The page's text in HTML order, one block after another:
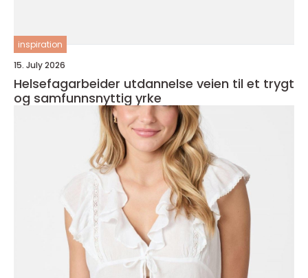
inspiration
15. July 2026
Helsefagarbeider utdannelse veien til et trygt
og samfunnsnyttig yrke